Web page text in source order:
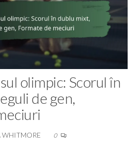
olimpic: Scorul în
de gen,
WHITMORE 0